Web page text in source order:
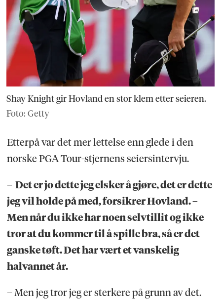
Shay Knight gir Hovland en stor klem etter seieren.
Foto: Getty
Etterpå var det mer lettelse enn glede i den
norske PGA Tour-stjernens seiersintervju.
– Det er jo dette jeg elsker å gjøre, det er dette
jeg vil holde på med, forsikrer Hovland. –
Men når du ikke har noen selvtillit og ikke
tror at du kommer til å spille bra, så er det
ganske tøft. Det har vært et vanskelig
halvannet år.
– Men jeg tror jeg er sterkere på grunn av det.